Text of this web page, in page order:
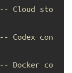
-- Cloud sto
-- Codex con
-- Docker co